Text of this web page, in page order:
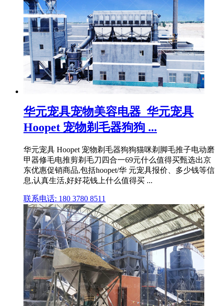
华元宠具宠物美容电器_华元宠具
Hoopet 宠物剃毛器狗狗 ...
华元宠具 Hoopet 宠物剃毛器狗狗猫咪剃脚毛推子电动磨
甲器修毛电推剪剃毛刀四合一69元什么值得买甄选出京
东优惠促销商品,包括hoopet/华 元宠具报价、多少钱等信
息,认真生活,好好花钱上什么值得买 ...
联系电话: 180 3780 8511